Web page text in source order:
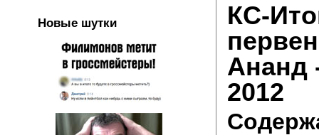
Новые шутки
КС-
Ананд
2012